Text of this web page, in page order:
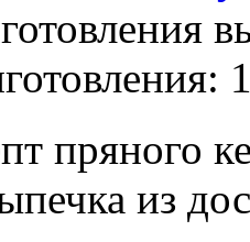
пряного
из